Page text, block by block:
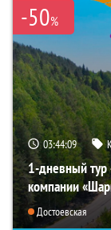
-50%
03:44:08
1-дневный тур
компании
Достоевская